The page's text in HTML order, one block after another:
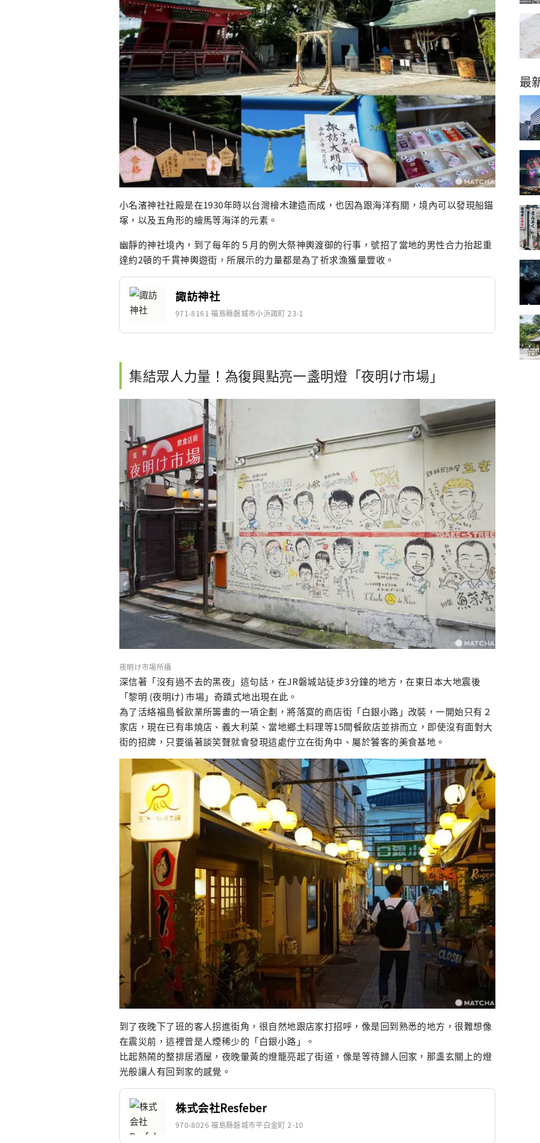
小名濱神社社殿是在1930年時以台灣檜木建造而成，也因為跟海洋有關，境內可以發現船錨
塚，以及五角形的繪馬等海洋的元素。
幽靜的神社境內，到了每年的５月的例大祭神輿渡御的行事，號招了當地的男性合力抬起重
達約2頓的千貫神輿遊街，所展示的力量都是為了祈求漁獲量豐收。
諏訪神社
971-8161 福島縣磐城市小浜諏町 23-1
集結眾人力量！為復興點亮一盞明燈「夜明け市場」
夜明け市場所攝
深信著「沒有過不去的黑夜」這句話，在JR磐城站徒步3分鐘的地方，在東日本大地震後
「黎明 (夜明け) 市場」奇蹟式地出現在此。
為了活絡福島餐飲業所籌畫的一項企劃，將落寞的商店街「白銀小路」改裝，一開始只有２
家店，現在已有串燒店、義大利菜、當地鄉土料理等15間餐飲店並排而立，即使沒有面對大
街的招牌，只要循著談笑聲就會發現這處佇立在街角中、屬於饕客的美食基地。
到了夜晚下了班的客人拐進街角，很自然地跟店家打招呼，像是回到熟悉的地方，很難想像
在震災前，這裡曾是人煙稀少的「白銀小路」。
比起熱鬧的整排居酒屋，夜晚暈黃的燈籠亮起了街道，像是等待歸人回家，那盞玄關上的燈
光般讓人有回到家的感覺。
株式会社Resfeber
970-8026 福島縣磐城市平白金町 2-10
最